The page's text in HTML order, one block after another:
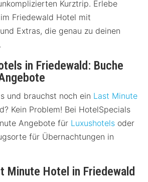
Kurztrip. Erlebe
Friedewald Hotel mit
Extras, die genau zu deinen
in Friedewald: Buche
und brauchst noch ein Last Minute
Kein Problem! Bei HotelSpecials
Angebote für Luxushotels oder
für Übernachtungen in
Minute Hotel in Friedewald